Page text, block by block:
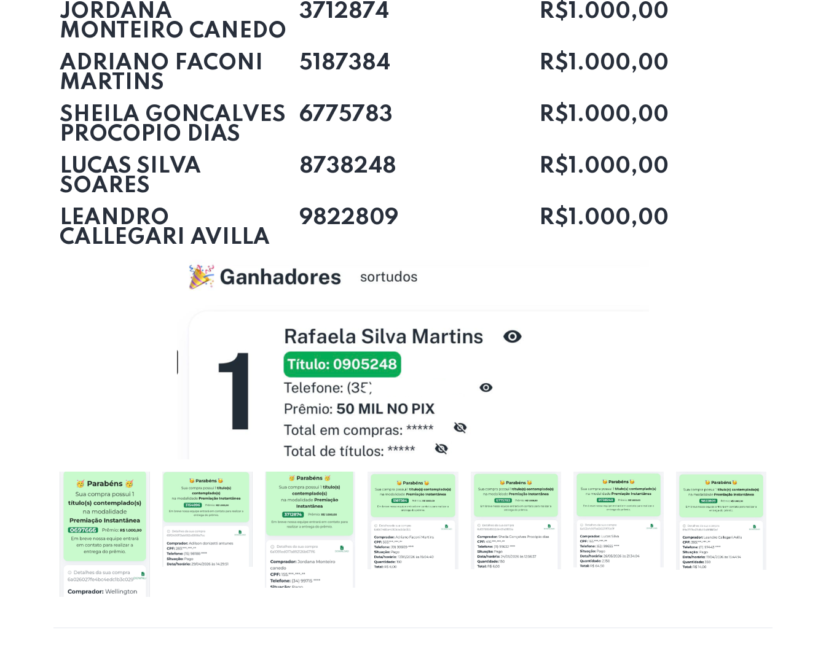
JORDANA
MONTEIRO CANEDO
3712874 R$1.000,00
ADRIANO FACONI
MARTINS
5187384 R$1.000,00
SHEILA GONCALVES
PROCOPIO DIAS
6775783 R$1.000,00
LUCAS SILVA
SOARES
8738248 R$1.000,00
LEANDRO
CALLEGARI AVILLA
9822809 R$1.000,00